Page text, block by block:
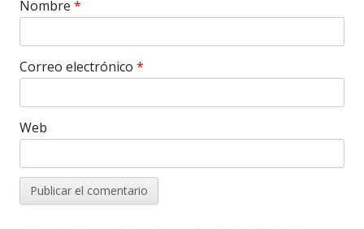
Nombre *
Correo electrónico *
Web